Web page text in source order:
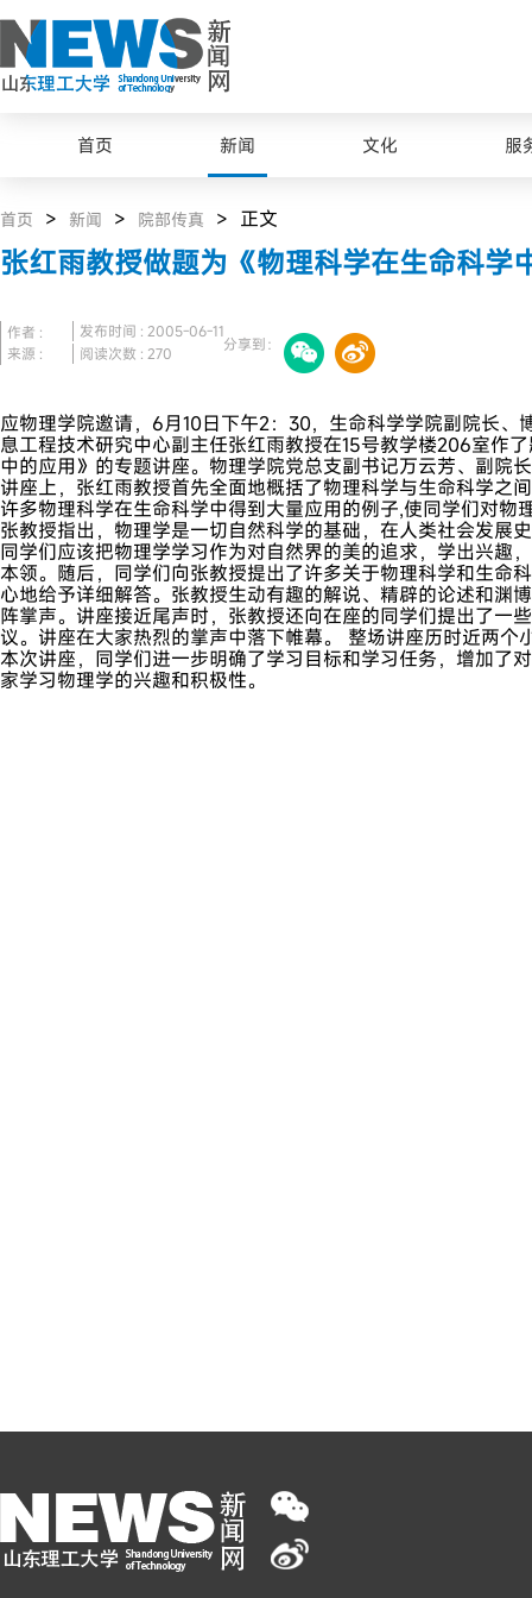
首页 新闻 文化 服
首页 > 新闻 > 院部传真 > 正文
张红雨教授做题为《物理科学在生命科学
作者 :
来源 :
发布时间 : 2005-06-11
阅读次数 : 270 分享到：
应物理学院邀请，6月10日下午2：30，生命科学学院副院长、
息工程技术研究中心副主任张红雨教授在15号教学楼206室作
中的应用》的专题讲座。物理学院党总支副书记万云芳、副院
讲座上，张红雨教授首先全面地概括了物理科学与生命科学之
许多物理科学在生命科学中得到大量应用的例子,使同学们对物
张教授指出，物理学是一切自然科学的基础，在人类社会发展
同学们应该把物理学学习作为对自然界的美的追求，学出兴趣
本领。随后，同学们向张教授提出了许多关于物理科学和生命
心地给予详细解答。张教授生动有趣的解说、精辟的论述和渊
阵掌声。讲座接近尾声时，张教授还向在座的同学们提出了一
议。讲座在大家热烈的掌声中落下帷幕。 整场讲座历时近两个
本次讲座，同学们进一步明确了学习目标和学习任务，增加了
家学习物理学的兴趣和积极性。
张红雨教授做题为《物理科学在生命科学中的应用》
讲座1
/00